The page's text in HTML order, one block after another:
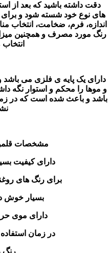
دقت داشته باشید که بعد از
های نوع خود شسته شود و
اندازه، فرم، ضخامت، انتخاب
رنگ مورد مصرف و همچنین
دارای یک پایه ی فلزی می
و مو‌ها را محکم و استوار نگه
باشد و باعث شده است که در
مشخصات قلمو
دارای کیفیت
برای رنگ های
بسیار خوش
دارای موی
در زمان